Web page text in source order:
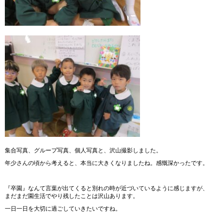
集合写真、グループ写真、個人写真と、沢山撮影しました。
年少さんの頃から考えると、本当に大きくなりましたね。感慨深かったです。
『卒園』なんて言葉が出てくると別れの時が近づいているように感じますが、
まだまだ園生活でやり残したことは沢山あります。
一日一日を大切に過ごしていきたいですね。